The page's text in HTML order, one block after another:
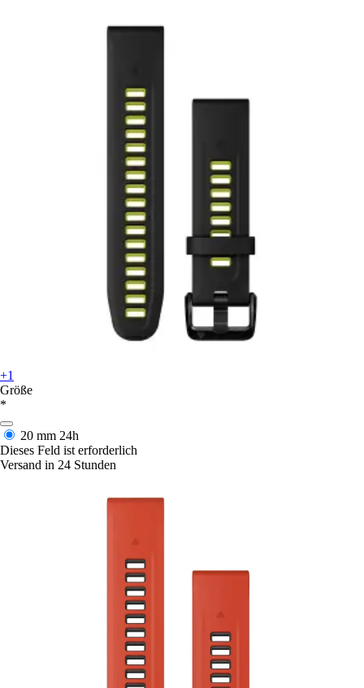
+1
Größe
*
20 mm 24h
Dieses Feld ist erforderlich
Versand in 24 Stunden